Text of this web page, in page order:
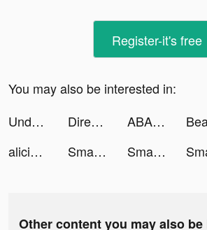
Register-it's free
You may also be interested in:
Undead World: Hero Survival tiktok ads
Direct Visa | دايركت فيزا tiktok ads ABA English tiktok ads
alicianuredepotassium tiktok ads
Smash Runner! tiktok ads Smash Runner! tiktok ads
Other content you may also